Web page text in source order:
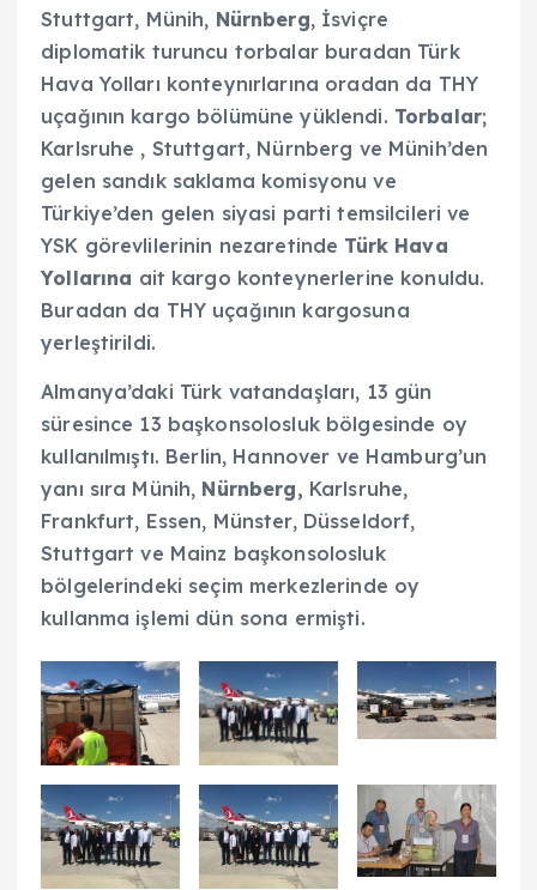
Stuttgart, Münih, Nürnberg, İsviçre
diplomatik turuncu torbalar buradan Türk
Hava Yolları konteynırlarına oradan da THY
uçağının kargo bölümüne yüklendi. Torbalar;
Karlsruhe , Stuttgart, Nürnberg ve Münih’den
gelen sandık saklama komisyonu ve
Türkiye’den gelen siyasi parti temsilcileri ve
YSK görevlilerinin nezaretinde Türk Hava
Yollarına ait kargo konteynerlerine konuldu.
Buradan da THY uçağının kargosuna
yerleştirildi.
Almanya’daki Türk vatandaşları, 13 gün
süresince 13 başkonsolosluk bölgesinde oy
kullanılmıştı. Berlin, Hannover ve Hamburg’un
yanı sıra Münih, Nürnberg, Karlsruhe,
Frankfurt, Essen, Münster, Düsseldorf,
Stuttgart ve Mainz başkonsolosluk
bölgelerindeki seçim merkezlerinde oy
kullanma işlemi dün sona ermişti.